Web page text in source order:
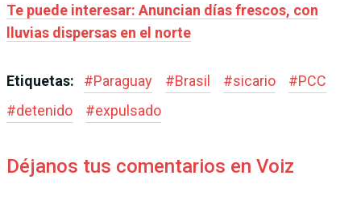
Te puede interesar: Anuncian días frescos, con
lluvias dispersas en el norte
Etiquetas: #Paraguay #Brasil #sicario #PCC
#detenido #expulsado
Déjanos tus comentarios en Voiz